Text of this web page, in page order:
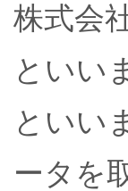
株式会
といい
といい
ータを